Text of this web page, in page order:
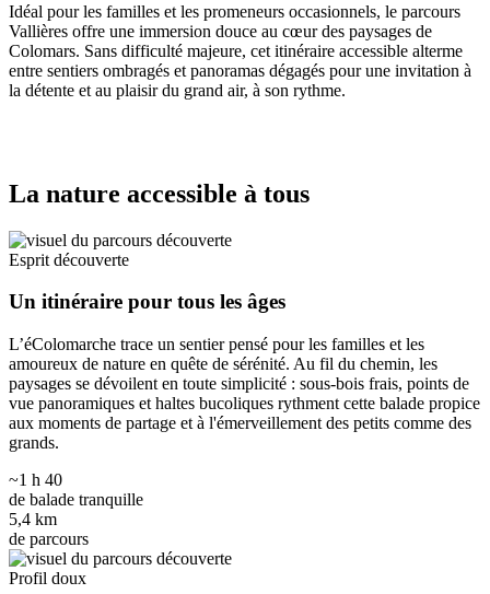
Idéal pour les familles et les promeneurs occasionnels, le parcours
Vallières offre une immersion douce au cœur des paysages de
Colomars. Sans difficulté majeure, cet itinéraire accessible alterme
entre sentiers ombragés et panoramas dégagés pour une invitation à
la détente et au plaisir du grand air, à son rythme.
La nature accessible à tous
Esprit découverte
Un itinéraire pour tous les âges
L’éColomarche trace un sentier pensé pour les familles et les
amoureux de nature en quête de sérénité. Au fil du chemin, les
paysages se dévoilent en toute simplicité : sous-bois frais, points de
vue panoramiques et haltes bucoliques rythment cette balade propice
aux moments de partage et à l'émerveillement des petits comme des
grands.
~1 h 40
de balade tranquille
5,4 km
de parcours
Profil doux